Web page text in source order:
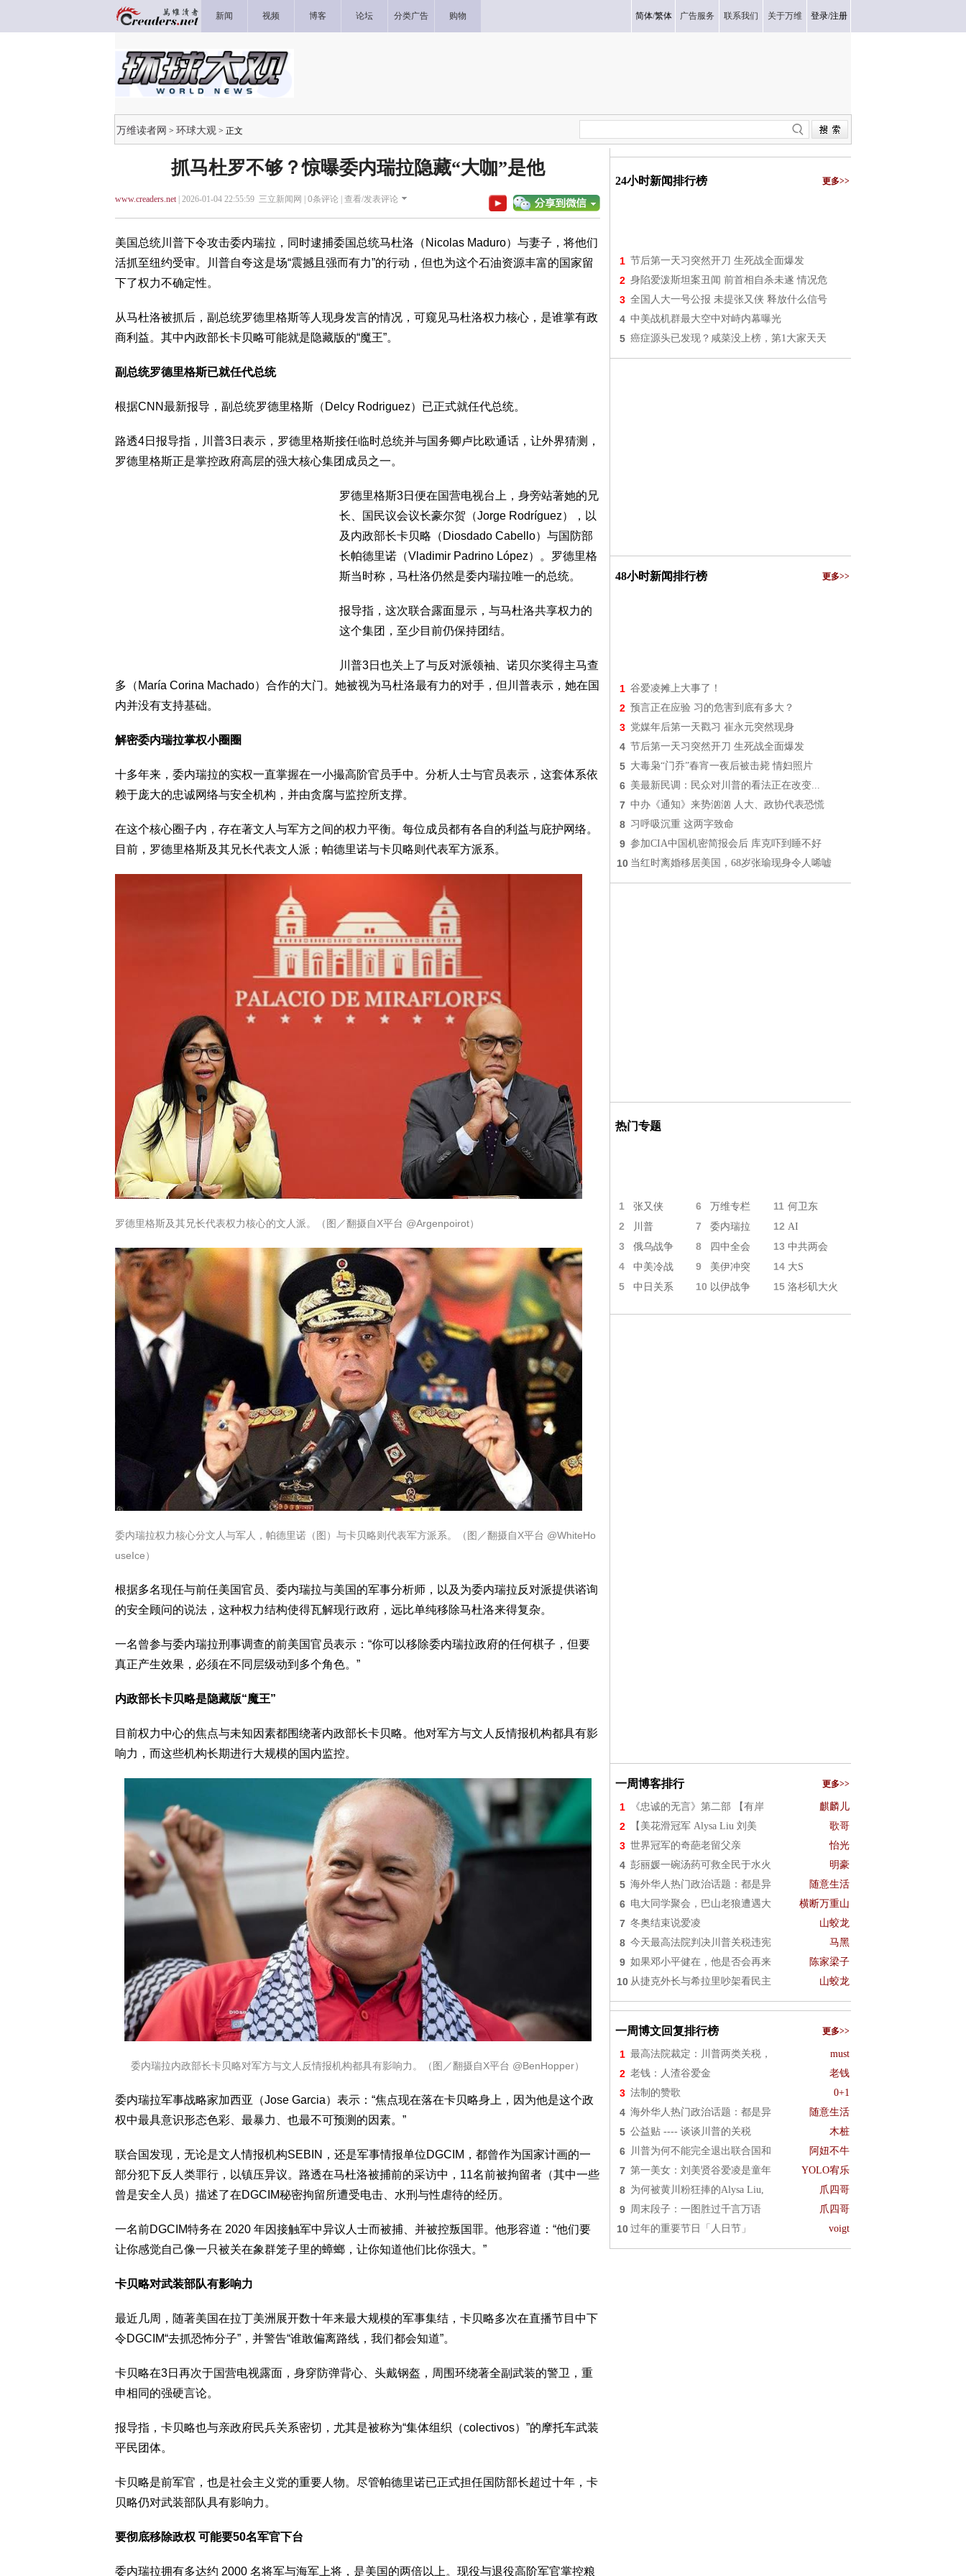
新闻 视频 博客 论坛 分类广告 购物 简体/繁体 广告服务 联系我们 关于万维 登录/注册
万维读者网 > 环球大观 > 正文
抓马杜罗不够？惊曝委内瑞拉隐藏“大咖”是他
www.creaders.net| 2026-01-04 22:55:59 三立新闻网 | 0条评论 | 查看/发表评论
美国总统川普下令攻击委内瑞拉，同时逮捕委国总统马杜洛（Nicolas Maduro）与妻子，将他们
活抓至纽约受审。川普自夸这是场“震撼且强而有力”的行动，但也为这个石油资源丰富的国家留
下了权力不确定性。
从马杜洛被抓后，副总统罗德里格斯等人现身发言的情况，可窥见马杜洛权力核心，是谁掌有政
商利益。其中内政部长卡贝略可能就是隐藏版的“魔王”。
副总统罗德里格斯已就任代总统
根据CNN最新报导，副总统罗德里格斯（Delcy Rodriguez）已正式就任代总统。
路透4日报导指，川普3日表示，罗德里格斯接任临时总统并与国务卿卢比欧通话，让外界猜测，
罗德里格斯正是掌控政府高层的强大核心集团成员之一。
罗德里格斯3日便在国营电视台上，身旁站著她的兄
长、国民议会议长豪尔贺（Jorge Rodríguez），以
及内政部长卡贝略（Diosdado Cabello）与国防部
长帕德里诺（Vladimir Padrino López）。罗德里格
斯当时称，马杜洛仍然是委内瑞拉唯一的总统。
报导指，这次联合露面显示，与马杜洛共享权力的
这个集团，至少目前仍保持团结。
川普3日也关上了与反对派领袖、诺贝尔奖得主马查
多（María Corina Machado）合作的大门。她被视为马杜洛最有力的对手，但川普表示，她在国
内并没有支持基础。
解密委内瑞拉掌权小圈圈
十多年来，委内瑞拉的实权一直掌握在一小撮高阶官员手中。分析人士与官员表示，这套体系依
赖于庞大的忠诚网络与安全机构，并由贪腐与监控所支撑。
在这个核心圈子内，存在著文人与军方之间的权力平衡。每位成员都有各自的利益与庇护网络。
目前，罗德里格斯及其兄长代表文人派；帕德里诺与卡贝略则代表军方派系。
罗德里格斯及其兄长代表权力核心的文人派。（图／翻摄自X平台 @Argenpoirot）
委内瑞拉权力核心分文人与军人，帕德里诺（图）与卡贝略则代表军方派系。（图／翻摄自X平台 @WhiteHo
useIce）
根据多名现任与前任美国官员、委内瑞拉与美国的军事分析师，以及为委内瑞拉反对派提供谘询
的安全顾问的说法，这种权力结构使得瓦解现行政府，远比单纯移除马杜洛来得复杂。
一名曾参与委内瑞拉刑事调查的前美国官员表示：“你可以移除委内瑞拉政府的任何棋子，但要
真正产生效果，必须在不同层级动到多个角色。”
内政部长卡贝略是隐藏版“魔王”
目前权力中心的焦点与未知因素都围绕著内政部长卡贝略。他对军方与文人反情报机构都具有影
响力，而这些机构长期进行大规模的国内监控。
委内瑞拉内政部长卡贝略对军方与文人反情报机构都具有影响力。（图／翻摄自X平台 @BenHopper）
委内瑞拉军事战略家加西亚（Jose Garcia）表示：“焦点现在落在卡贝略身上，因为他是这个政
权中最具意识形态色彩、最暴力、也最不可预测的因素。”
联合国发现，无论是文人情报机构SEBIN，还是军事情报单位DGCIM，都曾作为国家计画的一
部分犯下反人类罪行，以镇压异议。路透在马杜洛被捕前的采访中，11名前被拘留者（其中一些
曾是安全人员）描述了在DGCIM秘密拘留所遭受电击、水刑与性虐待的经历。
一名前DGCIM特务在 2020 年因接触军中异议人士而被捕、并被控叛国罪。他形容道：“他们要
让你感觉自己像一只被关在象群笼子里的蟑螂，让你知道他们比你强大。”
卡贝略对武装部队有影响力
最近几周，随著美国在拉丁美洲展开数十年来最大规模的军事集结，卡贝略多次在直播节目中下
令DGCIM“去抓恐怖分子”，并警告“谁敢偏离路线，我们都会知道”。
卡贝略在3日再次于国营电视露面，身穿防弹背心、头戴钢盔，周围环绕著全副武装的警卫，重
申相同的强硬言论。
报导指，卡贝略也与亲政府民兵关系密切，尤其是被称为“集体组织（colectivos）”的摩托车武装
平民团体。
卡贝略是前军官，也是社会主义党的重要人物。尽管帕德里诺已正式担任国防部长超过十年，卡
贝略仍对武装部队具有影响力。
要彻底移除政权 可能要50名军官下台
委内瑞拉拥有多达约 2000 名将军与海军上将，是美国的两倍以上。现役与退役高阶军官掌控粮
24小时新闻排行榜 更多>>
1 节后第一天习突然开刀 生死战全面爆发
2 身陷爱泼斯坦案丑闻 前首相自杀未遂 情况危
3 全国人大一号公报 未提张又侠 释放什么信号
4 中美战机群最大空中对峙内幕曝光
5 癌症源头已发现？咸菜没上榜，第1大家天天
48小时新闻排行榜 更多>>
1 谷爱凌摊上大事了！
2 预言正在应验 习的危害到底有多大？
3 党媒年后第一天戳习 崔永元突然现身
4 节后第一天习突然开刀 生死战全面爆发
5 大毒枭“门乔”春宵一夜后被击毙 情妇照片
6 美最新民调：民众对川普的看法正在改变...
7 中办《通知》来势汹汹 人大、政协代表恐慌
8 习呼吸沉重 这两字致命
9 参加CIA中国机密简报会后 库克吓到睡不好
10 当红时离婚移居美国，68岁张瑜现身令人唏嘘
热门专题
1 张又侠 6 万维专栏 11 何卫东
2 川普 7 委内瑞拉 12 AI
3 俄乌战争 8 四中全会 13 中共两会
4 中美冷战 9 美伊冲突 14 大S
5 中日关系 10 以伊战争 15 洛杉矶大火
一周博客排行 更多>>
1 《忠诚的无言》第二部 【有岸 麒麟儿
2 【美花滑冠军 Alysa Liu 刘美 歌哥
3 世界冠军的奇葩老留父亲 怡光
4 彭丽媛一碗汤药可救全民于水火 明豪
5 海外华人热门政治话题：都是异 随意生活
6 电大同学聚会，巴山老狼遭遇大 横断万重山
7 冬奥结束说爱凌 山蛟龙
8 今天最高法院判决川普关税违宪 马黑
9 如果邓小平健在，他是否会再来 陈家梁子
10 从捷克外长与希拉里吵架看民主 山蛟龙
一周博文回复排行榜 更多>>
1 最高法院裁定：川普两类关税， must
2 老钱：人渣谷爱金 老钱
3 法制的赞歌 0+1
4 海外华人热门政治话题：都是异 随意生活
5 公益贴 ---- 谈谈川普的关税 木桩
6 川普为何不能完全退出联合国和 阿妞不牛
7 第一美女：刘美贤谷爱凌是童年 YOLO宥乐
8 为何被黄川粉狂捧的Alysa Liu, 爪四哥
9 周末段子：一图胜过千言万语 爪四哥
10 过年的重要节日「人日节」 voigt